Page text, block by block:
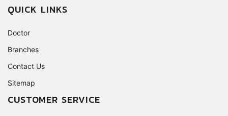
QUICK LINKS
Doctor
Branches
Contact Us
Sitemap
CUSTOMER SERVICE